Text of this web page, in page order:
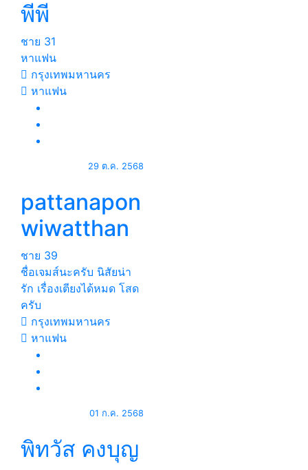
พีพี
ชาย 31
หาแฟน
กรุงเทพมหานคร
หาแฟน
29 ต.ค. 2568
pattanapon
wiwatthan
ชาย 39
ชื่อเจมส์นะครับ นิสัยน่า
รัก เรื่องเตียงได้หมด โสด
ครับ
กรุงเทพมหานคร
หาแฟน
01 ก.ค. 2568
พิทวัส คงบุญ